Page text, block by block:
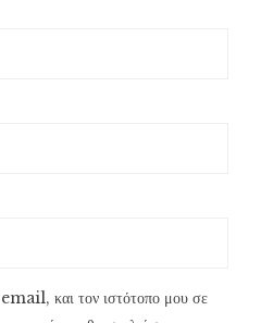
και τον ιστότοπο μου σε